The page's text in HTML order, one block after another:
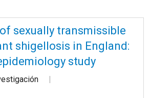
sexually transmissible
shigellosis in England:
study